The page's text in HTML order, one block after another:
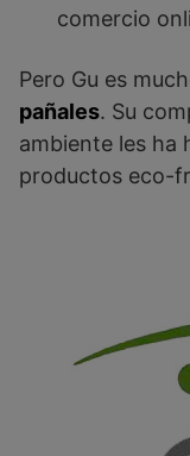
comercio
Pero Gu es
pañales. Su
ambiente les ha
productos eco-